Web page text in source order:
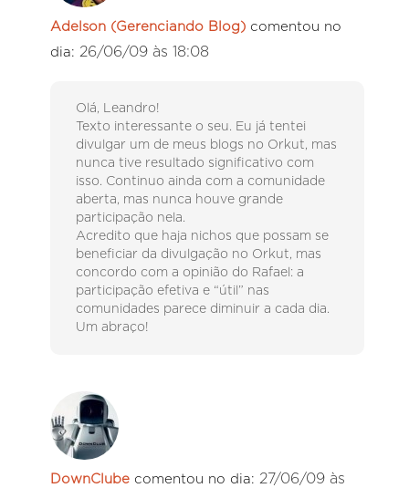
Adelson (Gerenciando Blog) comentou no
dia: 26/06/09 às 18:08
Olá, Leandro!
Texto interessante o seu. Eu já tentei
divulgar um de meus blogs no Orkut, mas
nunca tive resultado significativo com
isso. Continuo ainda com a comunidade
aberta, mas nunca houve grande
participação nela.
Acredito que haja nichos que possam se
beneficiar da divulgação no Orkut, mas
concordo com a opinião do Rafael: a
participação efetiva e “útil” nas
comunidades parece diminuir a cada dia.
Um abraço!
DownClube comentou no dia: 27/06/09 às